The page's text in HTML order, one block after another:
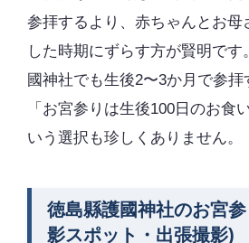
参拝するより、赤ちゃんとお母
した時期にずらす方が賢明で
國神社でも生後2〜3か月で参拝
「お宮参りは生後100日のお食
いう選択も珍しくありません。
徳島縣護國神社のお宮
影スポット・出張撮影)